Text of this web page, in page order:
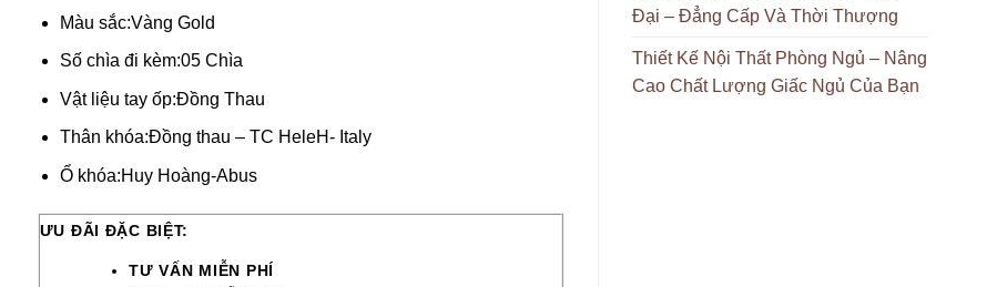
Màu sắc:Vàng Gold
Số chìa đi kèm:05 Chìa
Vật liệu tay ốp:Đồng Thau
Thân khóa:Đồng thau – TC HeleH- Italy
Ổ khóa:Huy Hoàng-Abus
ƯU ĐÃI ĐẶC BIỆT:
TƯ VẤN MIỄN PHÍ
Đại – Đẳng Cấp Và Thời Thượng
Thiết Kế Nội Thất Phòng Ngủ – Nâng
Cao Chất Lượng Giấc Ngủ Của Bạn